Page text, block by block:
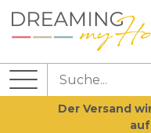
Der Versand